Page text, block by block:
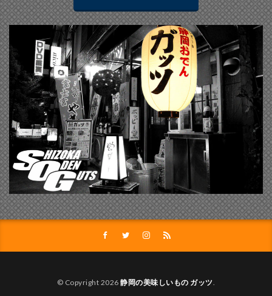
© Copyright 2026静岡の美味しいもの ガッツ